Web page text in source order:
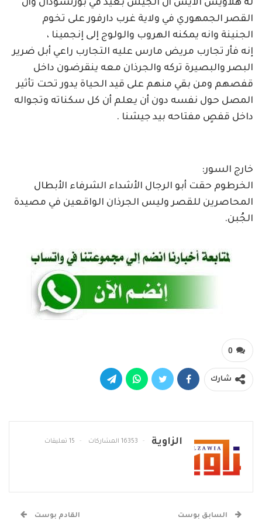
له هلاويس الآيس أن الجيش بعيد في بورتسودان وأن
القصر الجمهوري في ولاية غرب دارفور على تخوم
الجنينة وانه يمكنه الهروب والولوج إلى إنجمينا ،
إنه فأر تجارب مريض مارس عليه التجارب راعي أبل ضرير
البصر والبصيرة تركه والجرذان معه ينقرضون داخل
قفصهم ومن بقي منهم على قيد الحياة يدور تحت تأثير
المصل حول نفسه دون أن يعلم أن كل سكناته وتجواله
داخل قفصٍ مفتاحه بيد جيشنا .
خارج السور:
الخرطوم حقت أبو الرجال الأشداء الشرفاء الأبطال
المحاصرين للقصر وليس الجرذان الواقعين في مصيدة
الجُبن.
0
شارك
الزاوية 16353 المشاركات 15 تعليقات
السابق بوست القادم بوست